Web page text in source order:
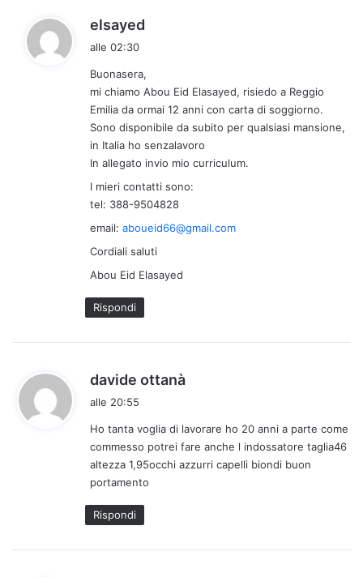
elsayed
e
t
t
o
:
alle 02:30
Buonasera,
mi chiamo Abou Eid Elasayed, risiedo a Reggio
Emilia da ormai 12 anni con carta di soggiorno.
Sono disponibile da subito per qualsiasi mansione,
in Italia ho senzalavoro
In allegato invio mio curriculum.
I mieri contatti sono:
tel: 388-9504828
email: aboueid66@gmail.com
Cordiali saluti
Abou Eid Elasayed
Rispondi
davide ottanà
e
t
t
alle 20:55
Ho tanta voglia di lavorare ho 20 anni a parte come
commesso potrei fare anche l indossatore taglia46
altezza 1,95occhi azzurri capelli biondi buon
portamento
Rispondi